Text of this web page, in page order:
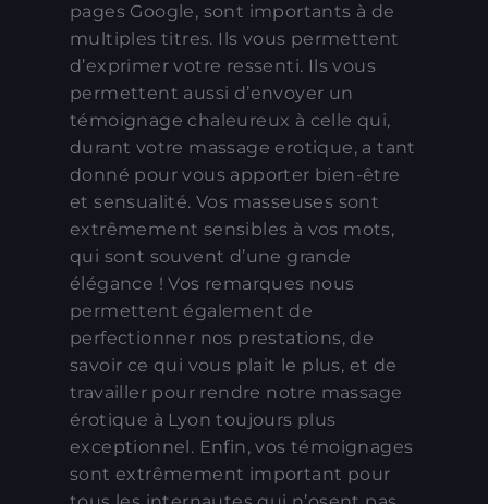
pages Google, sont importants à de
multiples titres. Ils vous permettent
d’exprimer votre ressenti. Ils vous
permettent aussi d’envoyer un
témoignage chaleureux à celle qui,
durant votre massage erotique, a tant
donné pour vous apporter bien-être
et sensualité. Vos masseuses sont
extrêmement sensibles à vos mots,
qui sont souvent d’une grande
élégance ! Vos remarques nous
permettent également de
perfectionner nos prestations, de
savoir ce qui vous plait le plus, et de
travailler pour rendre notre massage
érotique à Lyon toujours plus
exceptionnel. Enfin, vos témoignages
sont extrêmement important pour